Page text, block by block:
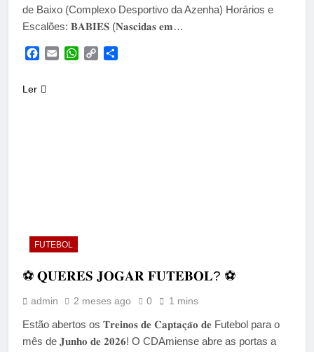
de Baixo (Complexo Desportivo da Azenha) Horários e
Escalões: 𝐁𝐀𝐁𝐈𝐄𝐒 (𝐍𝐚𝐬𝐜𝐢𝐝𝐚𝐬 𝐞𝐦…
Facebook
EmailWhatsApp
Copy
Ler
FUTEBOL
⚽ 𝐐𝐔𝐄𝐑𝐄𝐒 𝐉𝐎𝐆𝐀𝐑 𝐅𝐔𝐓𝐄𝐁𝐎𝐋? ⚽
admin 2 meses ago 0 1 mins
Estão abertos os 𝐓𝐫𝐞𝐢𝐧𝐨𝐬 𝐝𝐞 𝐂𝐚𝐩𝐭𝐚𝐜̧𝐚̃𝐨 𝐝𝐞 Futebol para o
mês de 𝐉𝐮𝐧𝐡𝐨 𝐝𝐞 𝟐𝟎𝟐𝟔! O CDAmiense abre as portas a